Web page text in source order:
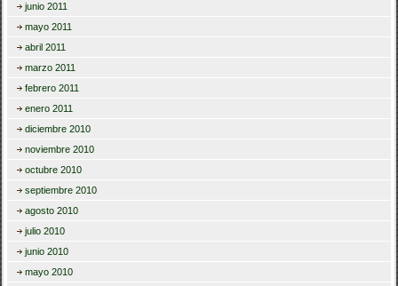
junio 2011
mayo 2011
abril 2011
marzo 2011
febrero 2011
enero 2011
diciembre 2010
noviembre 2010
octubre 2010
septiembre 2010
agosto 2010
julio 2010
junio 2010
mayo 2010